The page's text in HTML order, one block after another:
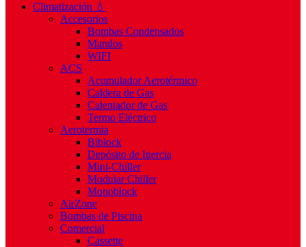
Climatización 💧
Accesorios
Bombas Condensados
Mandos
WIFI
ACS
Acumulador Aerotérmico
Caldera de Gas
Calentador de Gas
Termo Eléctrico
Aerotermia
Biblock
Depósito de Inercia
Mini-Chiller
Modular Chiller
Monoblock
AirZone
Bombas de Piscina
Comercial
Cassette